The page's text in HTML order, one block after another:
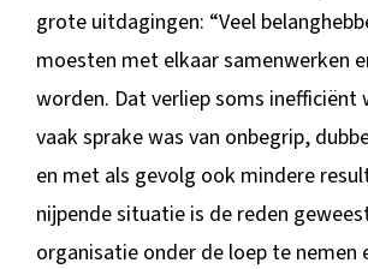
grote uitdagingen: “Veel
moesten met elkaar samenwerken
worden. Dat verliep soms inefficiënt
vaak sprake was van onbegrip,
en met als gevolg ook mindere
nijpende situatie is de reden
organisatie onder de loep te nemen